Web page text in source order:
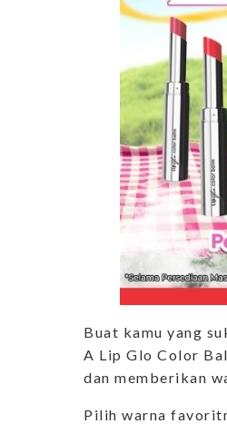
Buat kamu yang
A Lip Glo Color
dan memberikan
Pilih warna